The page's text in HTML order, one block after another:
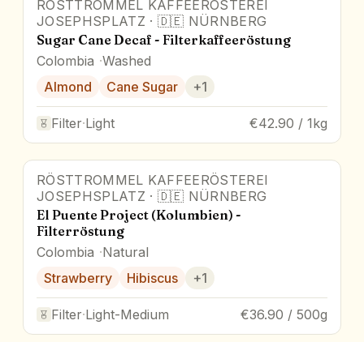
RÖSTTROMMEL KAFFEERÖSTEREI
JOSEPHSPLATZ · 🇩🇪 NÜRNBERG
Sugar Cane Decaf - Filterkaffeeröstung
Colombia Washed
Almond
Cane Sugar +1
Filter·Light €42.90 / 1kg
RÖSTTROMMEL KAFFEERÖSTEREI
JOSEPHSPLATZ · 🇩🇪 NÜRNBERG
El Puente Project (Kolumbien) -
Filterröstung
Colombia Natural
Strawberry
Hibiscus +1
Filter·Light-Medium €36.90 / 500g